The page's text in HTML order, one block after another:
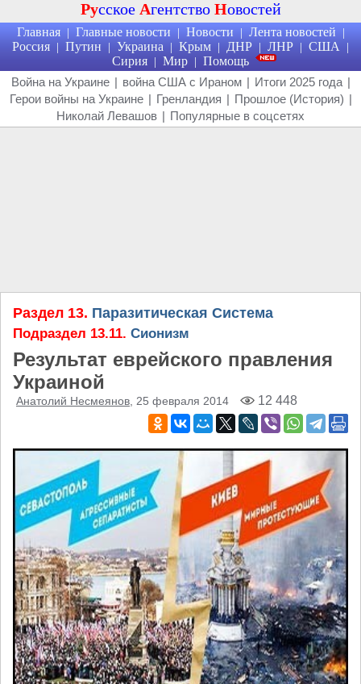
Русское Агентство Новостей
Главная | Главные новости | Новости | Лента новостей |
Россия | Путин | Украина | Крым | ДНР | ЛНР | США |
Сирия | Мир | Помощь
Война на Украине | война США с Ираном | Итоги 2025 года |
Герои войны на Украине | Гренландия | Прошлое (История) |
Николай Левашов | Популярные в соцсетях
Раздел 13. Паразитическая Система
Подраздел 13.11. Сионизм
Результат еврейского правления
Украиной
Анатолий Несмеянов , 25 февраля 2014 12 448